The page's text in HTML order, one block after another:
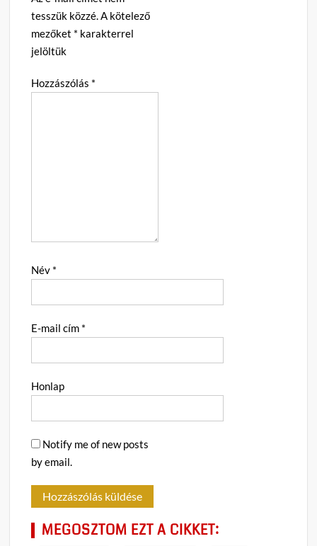
tesszük közzé.A kötelező
mezőket * karakterrel
jelöltük
Hozzászólás *
Név *
E-mail cím *
Honlap
Notify me of new posts
by email.
MEGOSZTOM EZT A CIKKET: